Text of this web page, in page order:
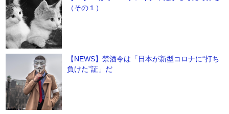
（その１）
【NEWS】禁酒令は「日本が新型コロナに“打ち
負けた”証」だ